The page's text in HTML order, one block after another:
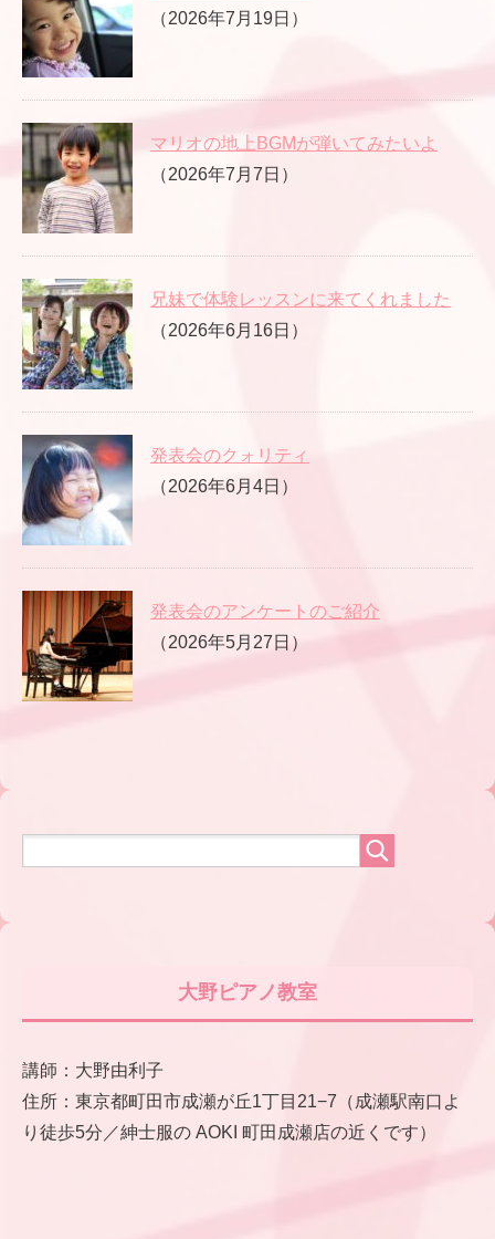
（2026年7月19日）
マリオの地上BGMが弾いてみたいよ
（2026年7月7日）
兄妹で体験レッスンに来てくれました
（2026年6月16日）
発表会のクォリティ
（2026年6月4日）
発表会のアンケートのご紹介
（2026年5月27日）
大野ピアノ教室
講師：大野由利子
住所：東京都町田市成瀬が丘1丁目21−7（成瀬駅南口よ
り徒歩5分／紳士服の AOKI 町田成瀬店の近くです）